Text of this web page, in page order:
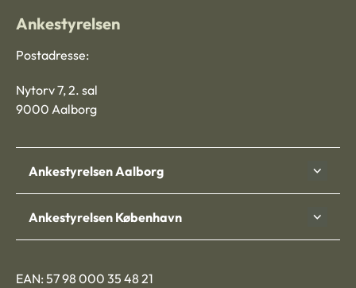
Ankestyrelsen
Postadresse:
Nytorv 7, 2. sal
9000 Aalborg
Ankestyrelsen Aalborg
Ankestyrelsen København
EAN: 57 98 000 35 48 21